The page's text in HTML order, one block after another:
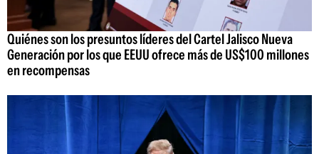
Quiénes son los presuntos líderes del Cartel Jalisco Nueva
Generación por los que EEUU ofrece más de US$100 millones
en recompensas